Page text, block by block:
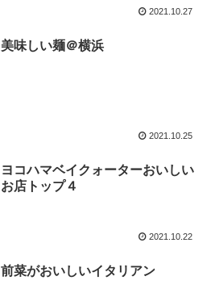
2021.10.27
美味しい麺＠横浜
2021.10.25
ヨコハマベイクォーターおいしい
お店トップ４
2021.10.22
前菜がおいしいイタリアン